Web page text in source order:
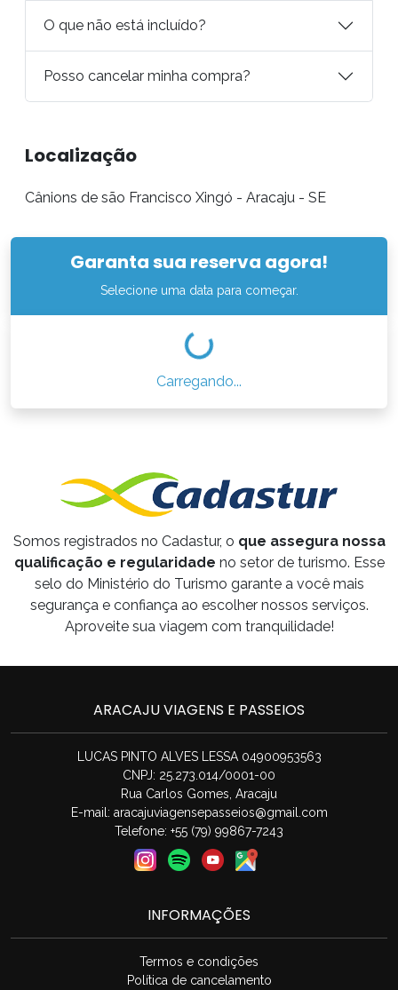
O que não está incluído?
Posso cancelar minha compra?
Localização
Cânions de são Francisco Xingó - Aracaju - SE
Garanta sua reserva agora!
Selecione uma data para começar.
Carregando...
Somos registrados no Cadastur, o que assegura nossa
qualificação e regularidade no setor de turismo. Esse
selo do Ministério do Turismo garante a você mais
segurança e confiança ao escolher nossos serviços.
Aproveite sua viagem com tranquilidade!
ARACAJU VIAGENS E PASSEIOS
LUCAS PINTO ALVES LESSA 04900953563
CNPJ: 25.273.014/0001-00
Rua Carlos Gomes, Aracaju
E-mail: aracajuviagensepasseios@gmail.com
Telefone: +55 (79) 99867-7243
INFORMAÇÕES
Termos e condições
Política de cancelamento